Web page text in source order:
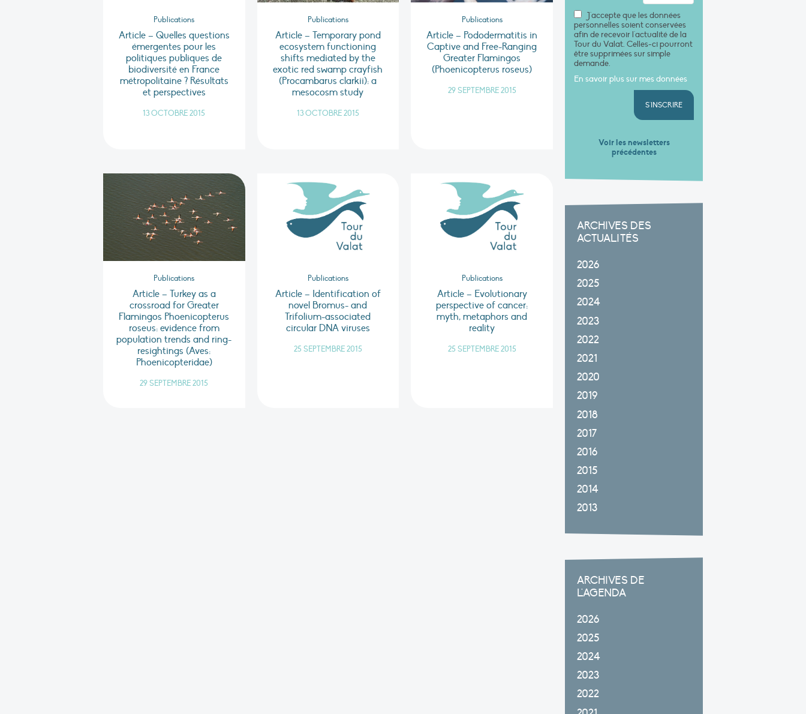
Publications
Article – Quelles questions
émergentes pour les
politiques publiques de
biodiversité en France
métropolitaine ? Résultats
et perspectives
13 OCTOBRE 2015
Publications
Article – Temporary pond
ecosystem functioning
shifts mediated by the
exotic red swamp crayfish
(Procambarus clarkii): a
mesocosm study
13 OCTOBRE 2015
Publications
Article – Pododermatitis in
Captive and Free-Ranging
Greater Flamingos
(Phoenicopterus roseus)
29 SEPTEMBRE 2015
Publications
Article – Turkey as a
crossroad for Greater
Flamingos Phoenicopterus
roseus: evidence from
population trends and ring-
resightings (Aves:
Phoenicopteridae)
29 SEPTEMBRE 2015
Publications
Article – Identification of
novel Bromus- and
Trifolium-associated
circular DNA viruses
25 SEPTEMBRE 2015
Publications
Article – Evolutionary
perspective of cancer:
myth, metaphors and
reality
25 SEPTEMBRE 2015
J'accepte que les données
personnelles soient conservées
afin de recevoir l'actualité de la
Tour du Valat. Celles-ci pourront
être supprimées sur simple
demande.
En savoir plus sur mes données
S'INSCRIRE
Voir les newsletters
précédentes
ARCHIVES DES
ACTUALITÉS
2026
2025
2024
2023
2022
2021
2020
2019
2018
2017
2016
2015
2014
2013
ARCHIVES DE
L'AGENDA
2026
2025
2024
2023
2022